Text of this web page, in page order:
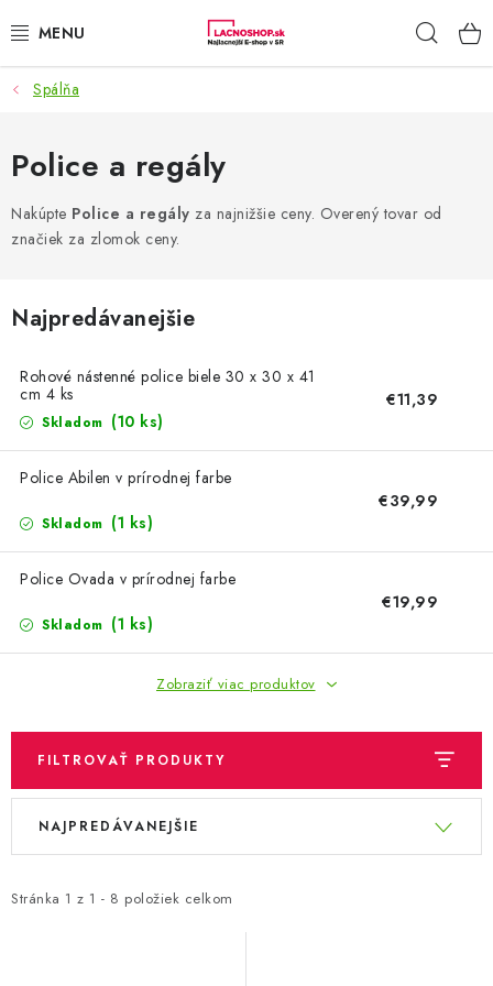
na
NAŠE AKCIE!
NAŠE NOVINKY!
POTRAVINY
NÁBYTOK
ELEKTRO
TOTÁLNA LIKVIDÁCIA
AUTO-MOTO
PRODUKTY HISTORICKE BEZ ZASOBY
Spálňa
Police a regály
Nakúpte Police a regály za najnižšie ceny. Overený tovar od
značiek za zlomok ceny.
Najpredávanejšie
Rohové nástenné police biele 30 x 30 x 41
cm 4 ks
Skladom (10 ks)
€11,39
Police Abilen v prírodnej farbe
Skladom (1 ks)
€39,99
Police Ovada v prírodnej farbe
Skladom (1 ks)
€19,99
Zobraziť viac produktov
FILTROVAŤ PRODUKTY
V
i
Stránka 1 z 1 - 8 položiek celkom
R
e
NAJPREDÁVANEJŠIE